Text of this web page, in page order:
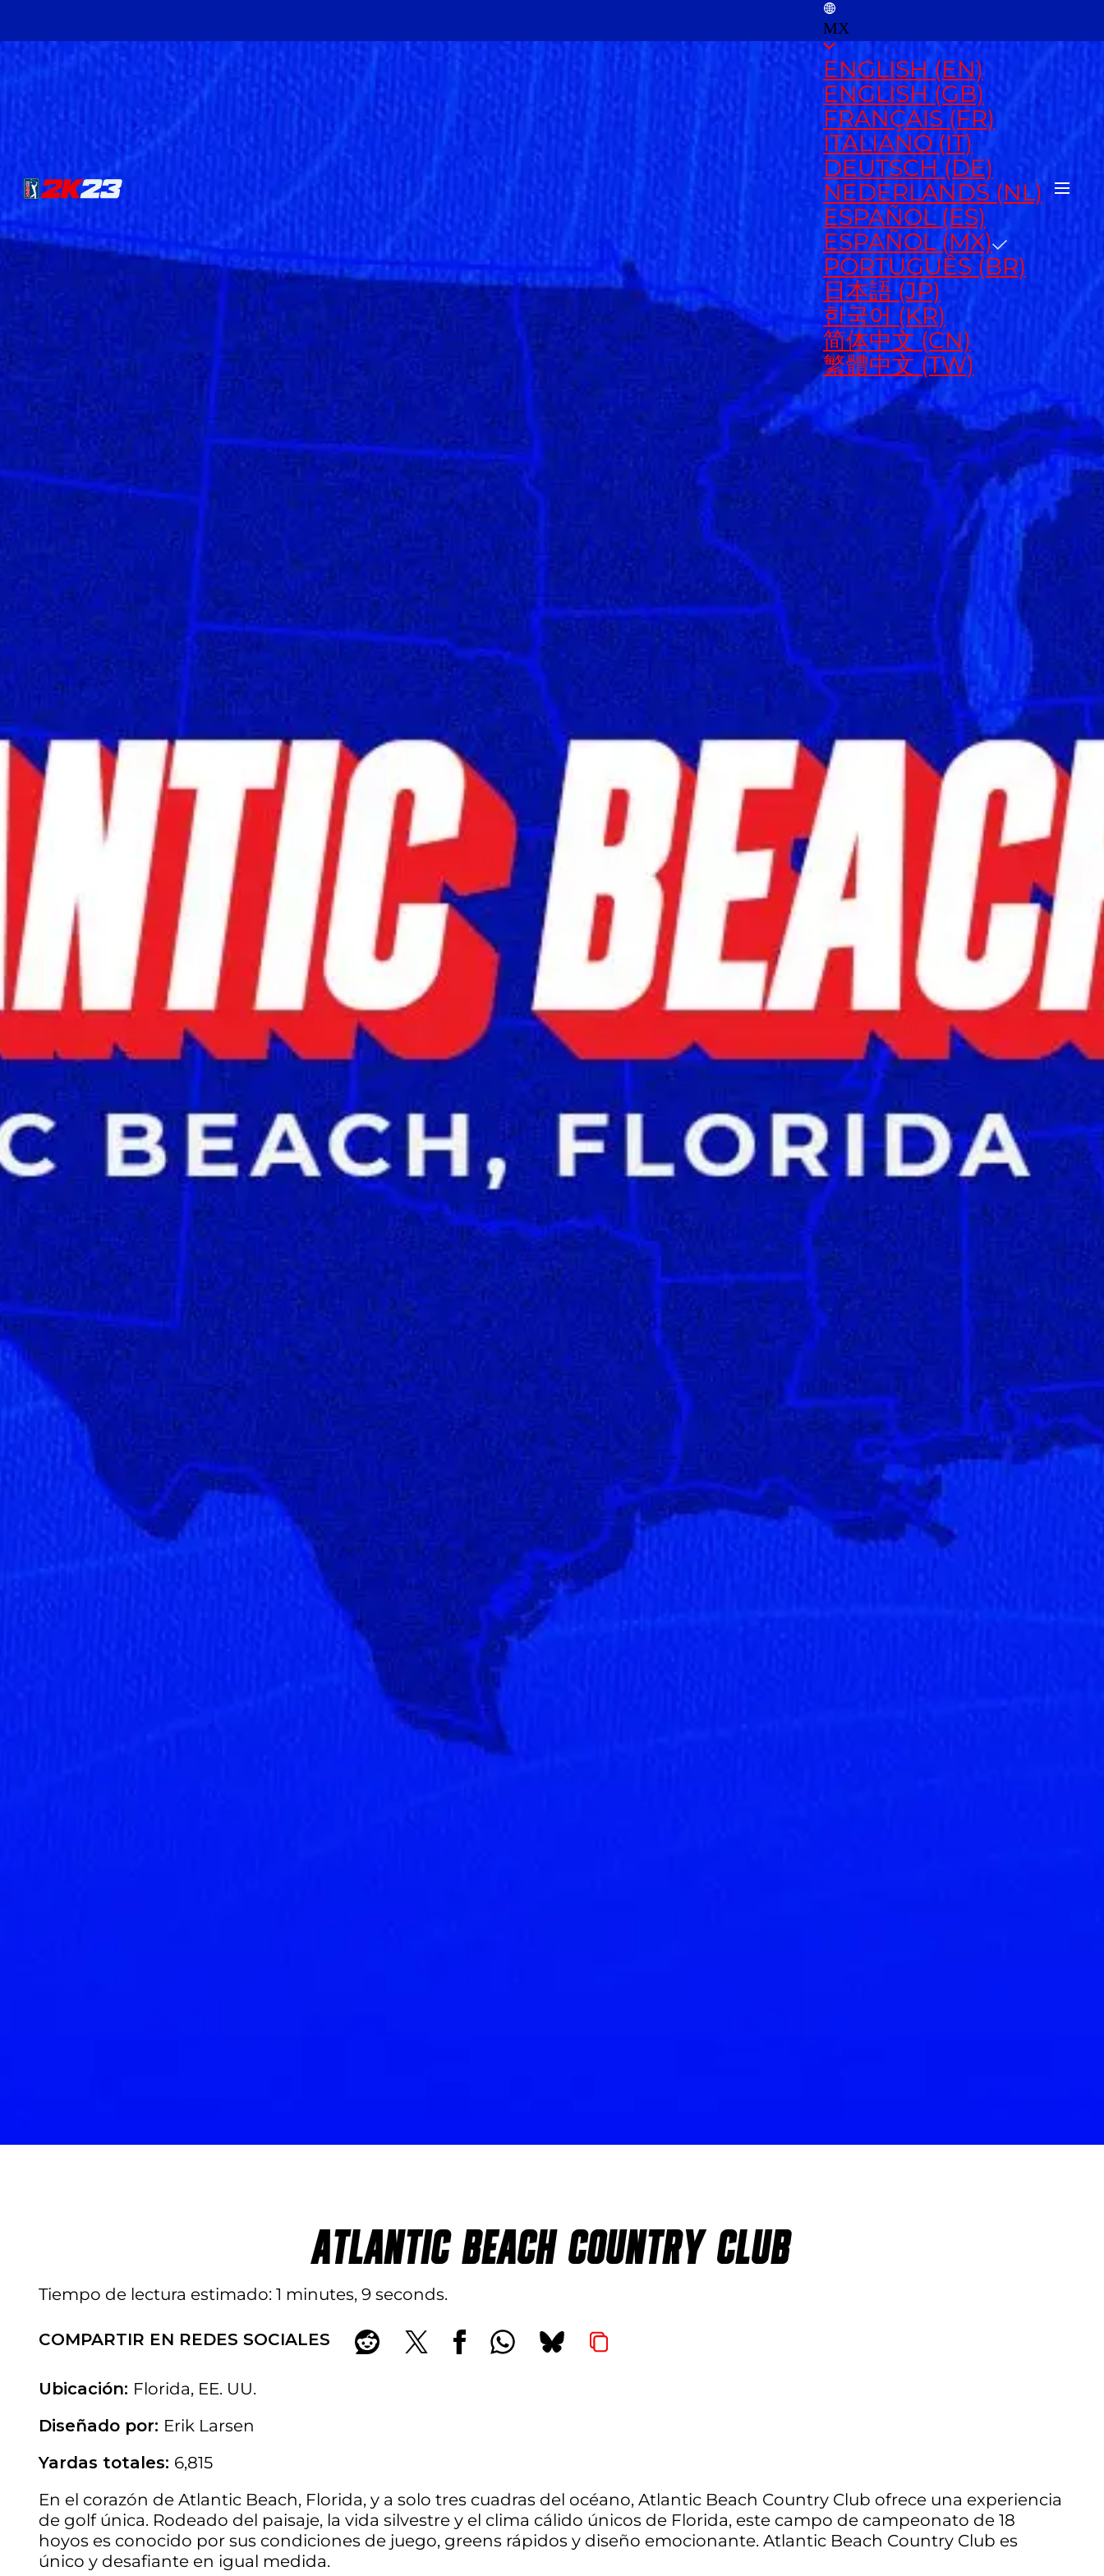
MX
ENGLISH (EN)
ENGLISH (GB)
FRANÇAIS (FR)
ITALIANO (IT)
DEUTSCH (DE)
NEDERLANDS (NL)
ESPAÑOL (ES)
ESPAÑOL (MX)
PORTUGUÊS (BR)
日本語 (JP)
한국어 (KR)
简体中文 (CN)
繁體中文 (TW)
ATLANTIC BEACH COUNTRY CLUB
Tiempo de lectura estimado 1 minutes, 9 seconds
COMPARTIR EN REDES SOCIALES
Ubicación: Florida, EE. UU.
Diseñado por: Erik Larsen
Yardas totales: 6,815
En el corazón de Atlantic Beach, Florida, y a solo tres cuadras del océano, Atlantic Beach Country Club ofrece una experiencia
de golf única. Rodeado del paisaje, la vida silvestre y el clima cálido únicos de Florida, este campo de campeonato de 18
hoyos es conocido por sus condiciones de juego, greens rápidos y diseño emocionante. Atlantic Beach Country Club es
único y desafiante en igual medida.